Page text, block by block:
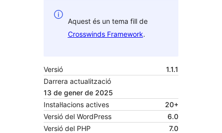
Aquest és un tema fill de
Crosswinds Framework.
Versió
1.1.1
Darrera actualització
13 de gener de 2025
Instal·lacions actives
20+
Versió del WordPress
6.0
Versió del PHP
7.0